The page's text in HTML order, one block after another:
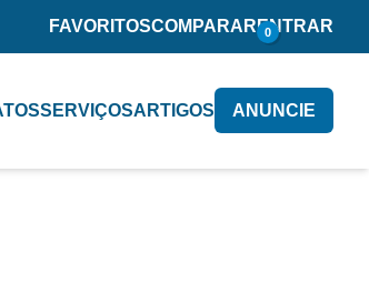
FAVORITOSCOMPARAR 0
ENTRAR
SERVIÇOSARTIGOS ANUNCIE